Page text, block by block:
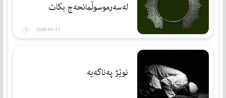
لەسەرموسوڵمانحەج بكات
2026-05-15
نوێژ پەناگەیە